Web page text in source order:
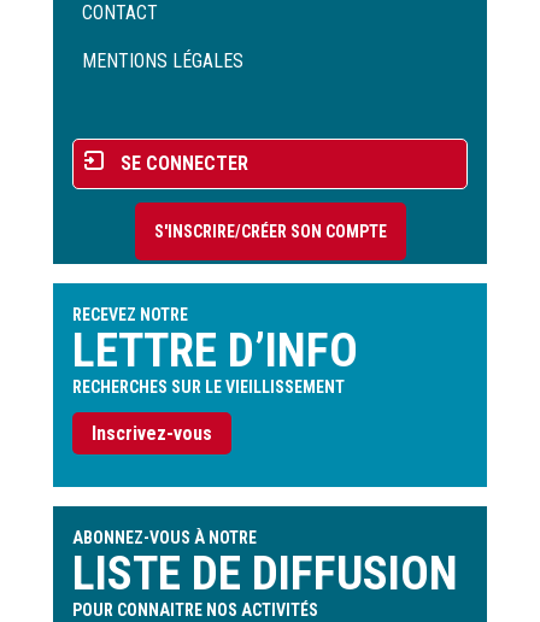
de
CONTACT
MENTIONS LÉGALES
Menu
du
compte
l'utilisateur
SE CONNECTER
S'INSCRIRE/CRÉER SON COMPTE
RECEVEZ NOTRE
LETTRE D’INFO
RECHERCHES SUR LE VIEILLISSEMENT
Inscrivez-vous
ABONNEZ-VOUS À NOTRE
LISTE DE DIFFUSION
POUR CONNAITRE NOS ACTIVITÉS